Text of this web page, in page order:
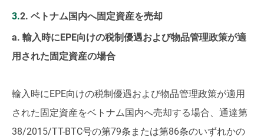
3.2. ベトナム国内へ固定資産を売却
a. 輸入時にEPE向けの税制優遇および物品管理政策が適
用された固定資産の場合
輸入時にEPE向けの税制優遇および物品管理政策が適用
された固定資産をベトナム国内へ売却する場合、通達第
38/2015/TT-BTC号の第79条または第86条のいずれかの